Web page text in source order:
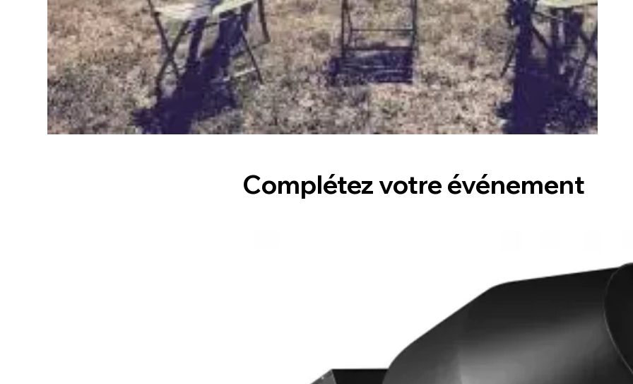
Complétez votre événement